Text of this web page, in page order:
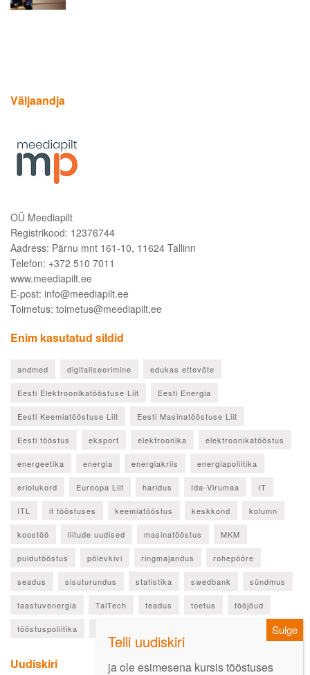
Väljaandja
OÜ Meediapilt
Registrikood: 12376744
Aadress: Pärnu mnt 161-10, 11624 Tallinn
Telefon: +372 510 7011
www.meediapilt.ee
E-post: info@meediapilt.ee
Toimetus: toimetus@meediapilt.ee
Enim kasutatud sildid
andmed digitaliseerimine edukas ettevõte
Eesti Elektroonikatööstuse Liit Eesti Energia
Eesti Keemiatööstuse Liit Eesti Masinatööstuse Liit
Eesti tööstus eksport elektroonika elektroonikatööstus
energeetika energia energiakriis energiapoliitika
eriolukord Euroopa Liit haridus Ida-Virumaa IT
ITL it tööstuses keemiatööstus keskkond kolumn
koostöö liitude uudised masinatööstus MKM
puidutööstus põlevkivi ringmajandus rohepööre
seadus sisuturundus statistika swedbank sündmus
taastuvenergia TalTech teadus toetus tööjõud
tööstuspoliitika
Uudiskiri ja ole esimesena kursis tööstuses